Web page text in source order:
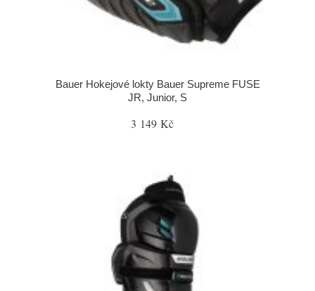
Bauer Hokejové lokty Bauer Supreme FUSE
JR, Junior, S
3 149 Kč